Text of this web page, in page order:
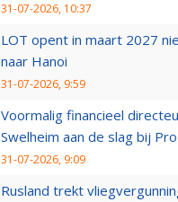
31-07-2026, 10:37
LOT opent in maart 2027
naar Hanoi
31-07-2026, 9:59
Voormalig financieel
Swelheim aan de slag bij
31-07-2026, 9:09
Rusland trekt